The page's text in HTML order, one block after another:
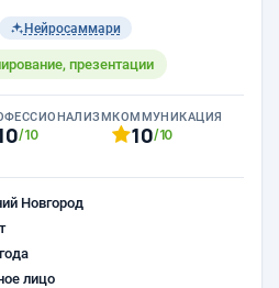
Нейросаммари
презентации
/10
КОММУНИКАЦИЯ
10/10
Новгород
лицо